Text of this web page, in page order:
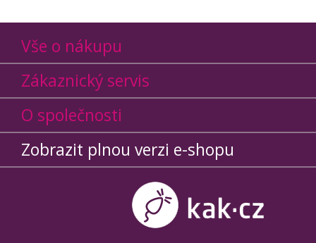
Vše o nákupu
Zákaznický servis
O společnosti
Zobrazit plnou verzi e-shopu